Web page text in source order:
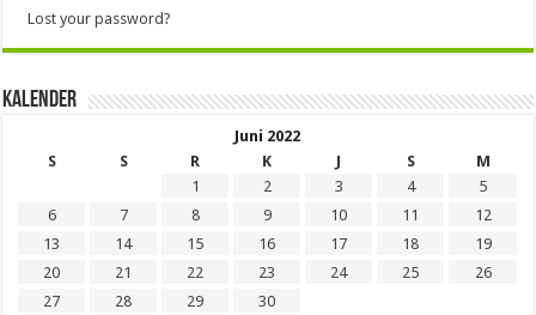
Lost your password?
Kalender
Juni 2022
S
S R K J S
M
1
2 3 4
5
6
7 8 9 10 11
12
13
14 15 16 17 18
19
20
21 22 23 24 25
26
27
28 29
30